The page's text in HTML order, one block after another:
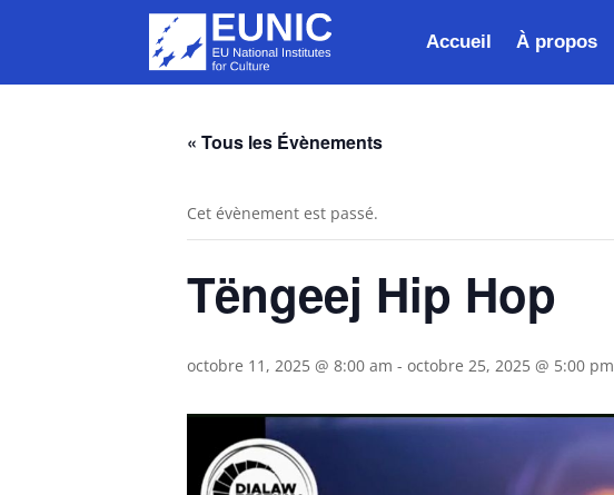
Accueil À propos
« Tous les Évènements
Cet évènement est passé.
Tëngeej Hip Hop
octobre 11, 2025 @ 8:00 am - octobre 25, 2025 @ 5:00 pm